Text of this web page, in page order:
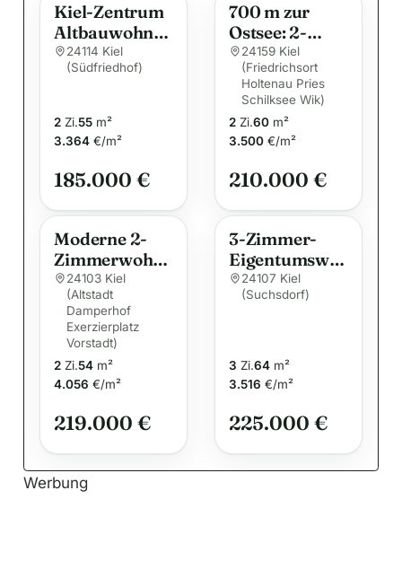
Kiel-Zentrum
Altbauwohnu
ng mit
Südlage
24114 Kiel
(Südfriedhof)
2 Zi.55 m²
3.364 €/m²
185.000 €
700 m zur
Ostsee: 2-
Zimmer-
Wohnung mit
West-Balkon
in Kiel-
Schilksee
24159 Kiel
(Friedrichsort
Holtenau Pries
Schilksee Wik)
2 Zi.60 m²
3.500 €/m²
210.000 €
Moderne 2-
Zimmerwohn
ung in
zentraler Lage
von Kiel
Exerzierplatz
– umfassend
renoviert
24103 Kiel
(Altstadt
Damperhof
Exerzierplatz
Vorstadt)
2 Zi.54 m²
4.056 €/m²
219.000 €
3-Zimmer-
Eigentumswo
hnung mit
Südbalkon
24107 Kiel
(Suchsdorf)
3 Zi.64 m²
3.516 €/m²
225.000 €
Werbung